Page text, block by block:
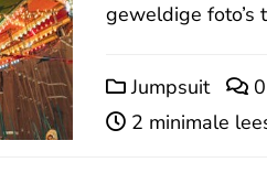
geweldige foto’s
Jumpsuit
0
2 minimale